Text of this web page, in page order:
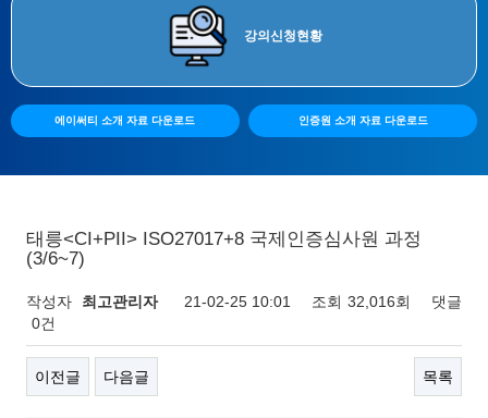
강의신청현황
에이써티 소개 자료 다운로드 인증원 소개 자료 다운로드
태릉<CI+PII> ISO27017+8 국제인증심사원 과정
(3/6~7)
작성자 최고관리자 21-02-25 10:01 조회 32,016회
댓글
0건
이전글 다음글 목록